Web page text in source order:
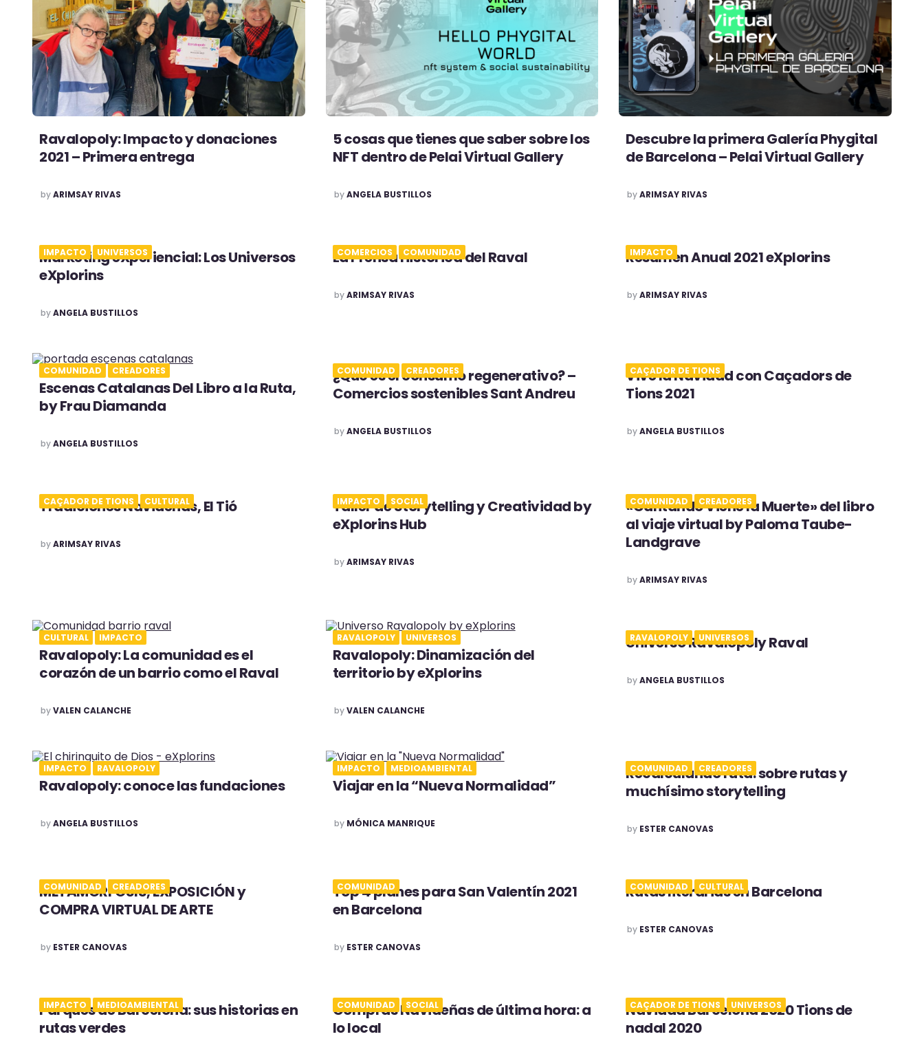
Ravalopoly: Impacto y donaciones
2021 – Primera entrega
POSTED
byARIMSAY RIVAS
5 cosas que tienes que saber sobre los
NFT dentro de Pelai Virtual Gallery
POSTED
byANGELA BUSTILLOS
Descubre la primera Galería Phygital
de Barcelona – Pelai Virtual Gallery
POSTED
byARIMSAY RIVAS
IMPACTO UNIVERSOS
Marketing eXperiencial: Los Universos
eXplorins
POSTED
byANGELA BUSTILLOS
COMERCIOS COMUNIDAD
La Prensa Histórica del Raval
POSTED
byARIMSAY RIVAS
IMPACTO
Resumen Anual 2021 eXplorins
POSTED
byARIMSAY RIVAS
COMUNIDAD CREADORES
Escenas Catalanas Del Libro a la Ruta,
by Frau Diamanda
POSTED
byANGELA BUSTILLOS
COMUNIDAD CREADORES
¿Qué es el consumo regenerativo? –
Comercios sostenibles Sant Andreu
POSTED
byANGELA BUSTILLOS
CAÇADOR DE TIONS
Vive la Navidad con Caçadors de
Tions 2021
POSTED
byANGELA BUSTILLOS
CAÇADOR DE TIONS CULTURAL
Tradiciones Navideñas, El Tió
POSTED
byARIMSAY RIVAS
IMPACTO SOCIAL
Taller de Storytelling y Creatividad by
eXplorins Hub
POSTED
byARIMSAY RIVAS
COMUNIDAD CREADORES
«Cantando Viene la Muerte» del libro
al viaje virtual by Paloma Taube-
Landgrave
POSTED
byARIMSAY RIVAS
CULTURAL IMPACTO
Ravalopoly: La comunidad es el
corazón de un barrio como el Raval
POSTED
byVALEN CALANCHE
RAVALOPOLY UNIVERSOS
Ravalopoly: Dinamización del
territorio by eXplorins
POSTED
byVALEN CALANCHE
RAVALOPOLY UNIVERSOS
Universo Ravalopoly Raval
POSTED
byANGELA BUSTILLOS
IMPACTO RAVALOPOLY
Ravalopoly: conoce las fundaciones
POSTED
byANGELA BUSTILLOS
IMPACTO MEDIOAMBIENTAL
Viajar en la “Nueva Normalidad”
POSTED
by MÓNICA MANRIQUE
COMUNIDAD CREADORES
Recalculando ruta: sobre rutas y
muchísimo storytelling
POSTED
by ESTER CANOVAS
COMUNIDAD CREADORES
METAMORFOSIS, EXPOSICIÓN y
COMPRA VIRTUAL DE ARTE
POSTED
by ESTER CANOVAS
COMUNIDAD
Top 4 planes para San Valentín 2021
en Barcelona
POSTED
by ESTER CANOVAS
COMUNIDAD CULTURAL
Rutas literarias en Barcelona
POSTED
by ESTER CANOVAS
IMPACTO MEDIOAMBIENTAL
Parques de Barcelona: sus historias en
rutas verdes
COMUNIDAD SOCIAL
Compras Navideñas de última hora: a
lo local
CAÇADOR DE TIONS UNIVERSOS
Navidad Barcelona 2020 Tions de
nadal 2020